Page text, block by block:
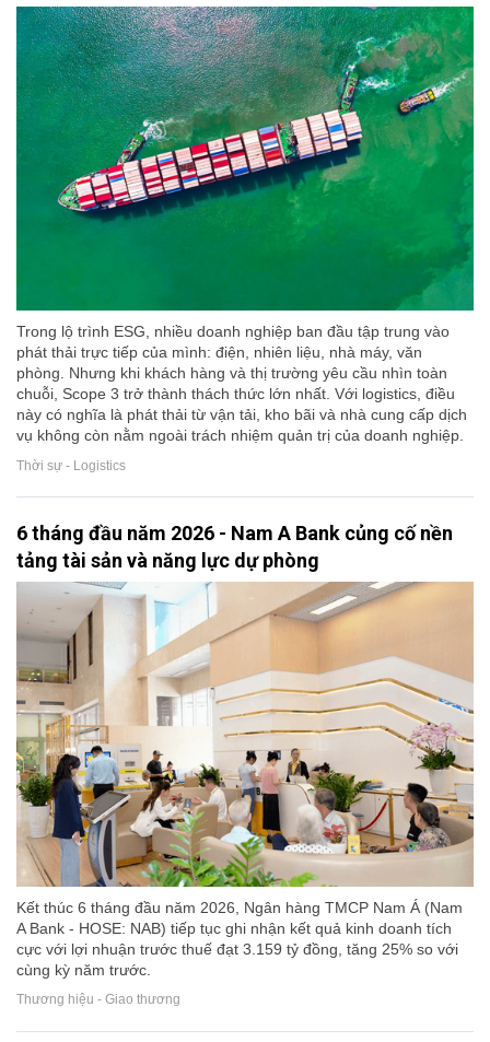
Trong lộ trình ESG, nhiều doanh nghiệp ban đầu tập trung vào
phát thải trực tiếp của mình: điện, nhiên liệu, nhà máy, văn
phòng. Nhưng khi khách hàng và thị trường yêu cầu nhìn toàn
chuỗi, Scope 3 trở thành thách thức lớn nhất. Với logistics, điều
này có nghĩa là phát thải từ vận tải, kho bãi và nhà cung cấp dịch
vụ không còn nằm ngoài trách nhiệm quản trị của doanh nghiệp.
Thời sự - Logistics
6 tháng đầu năm 2026 - Nam A Bank củng cố nền
tảng tài sản và năng lực dự phòng
Kết thúc 6 tháng đầu năm 2026, Ngân hàng TMCP Nam Á (Nam
A Bank - HOSE: NAB) tiếp tục ghi nhận kết quả kinh doanh tích
cực với lợi nhuận trước thuế đạt 3.159 tỷ đồng, tăng 25% so với
cùng kỳ năm trước.
Thương hiệu - Giao thương